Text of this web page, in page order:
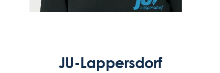
JU-Lappersdorf